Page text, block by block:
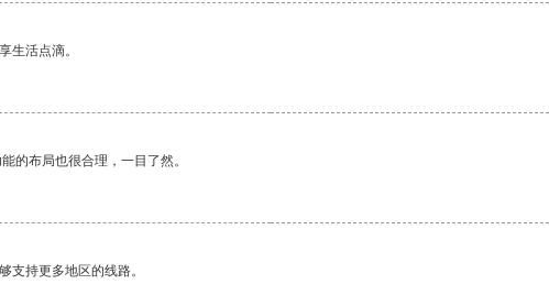
生活点滴。
的布局也很合理，一目了然。
支持更多地区的线路。